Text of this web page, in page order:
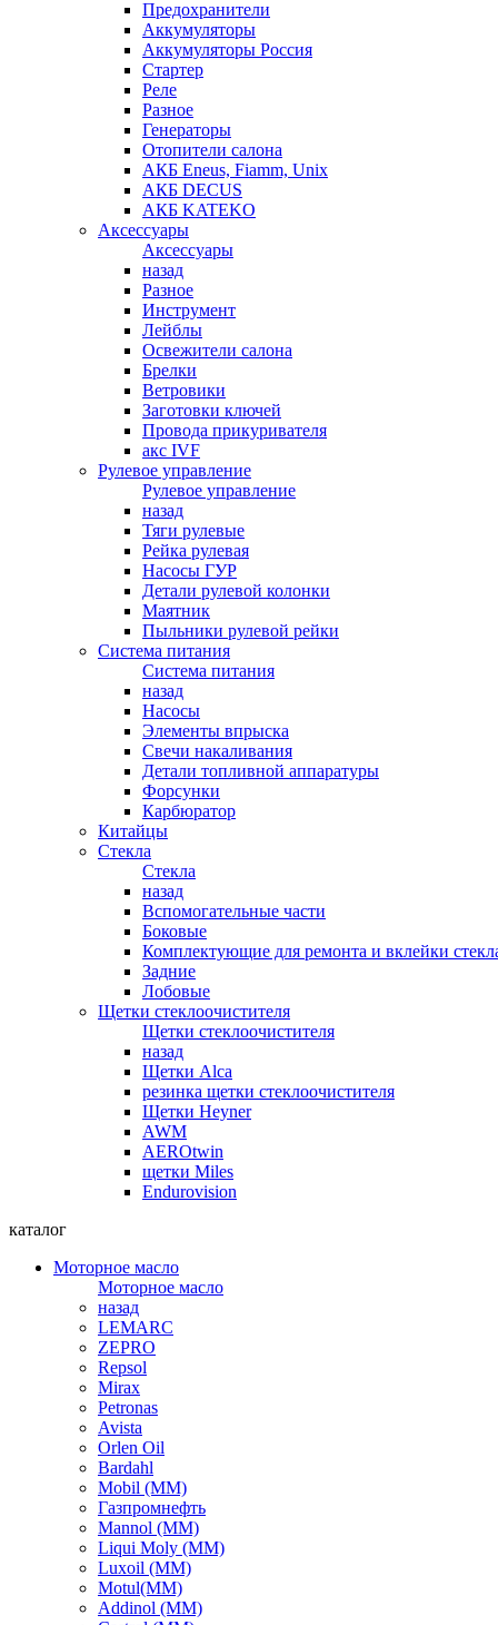
Предохранители
Аккумуляторы
Аккумуляторы Россия
Стартер
Реле
Разное
Генераторы
Отопители салона
АКБ Eneus, Fiamm, Unix
АКБ DECUS
АКБ KATEKO
Аксессуары
Аксессуары
назад
Разное
Инструмент
Лейблы
Освежители салона
Брелки
Ветровики
Заготовки ключей
Провода прикуривателя
акс IVF
Рулевое управление
Рулевое управление
назад
Тяги рулевые
Рейка рулевая
Насосы ГУР
Детали рулевой колонки
Маятник
Пыльники рулевой рейки
Система питания
Система питания
назад
Насосы
Элементы впрыска
Свечи накаливания
Детали топливной аппаратуры
Форсунки
Карбюратор
Китайцы
Стекла
Стекла
назад
Вспомогательные части
Боковые
Комплектующие для ремонта и вклейки
Задние
Лобовые
Щетки стеклоочистителя
Щетки стеклоочистителя
назад
Щетки Alca
резинка щетки стеклоочистителя
Щетки Heyner
AWM
AEROtwin
щетки Miles
Endurovision
каталог
Моторное масло
Моторное масло
назад
LEMARC
ZEPRO
Repsol
Mirax
Petronas
Avista
Orlen Oil
Bardahl
Mobil (ММ)
Газпромнефть
Mannol (ММ)
Liqui Moly (ММ)
Luxoil (ММ)
Motul(ММ)
Addinol (ММ)